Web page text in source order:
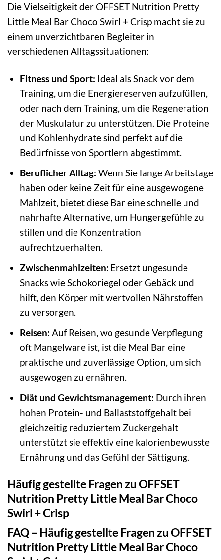
Die Vielseitigkeit der OFFSET Nutrition Pretty
Little Meal Bar Choco Swirl + Crisp macht sie zu
einem unverzichtbaren Begleiter in
verschiedenen Alltagssituationen:
Fitness und Sport: Ideal als Snack vor dem
Training, um die Energiereserven aufzufüllen,
oder nach dem Training, um die Regeneration
der Muskulatur zu unterstützen. Die Proteine
und Kohlenhydrate sind perfekt auf die
Bedürfnisse von Sportlern abgestimmt.
Beruflicher Alltag: Wenn Sie lange Arbeitstage
haben oder keine Zeit für eine ausgewogene
Mahlzeit, bietet diese Bar eine schnelle und
nahrhafte Alternative, um Hungergefühle zu
stillen und die Konzentration
aufrechtzuerhalten.
Zwischenmahlzeiten: Ersetzt ungesunde
Snacks wie Schokoriegel oder Gebäck und
hilft, den Körper mit wertvollen Nährstoffen
zu versorgen.
Reisen: Auf Reisen, wo gesunde Verpflegung
oft Mangelware ist, ist die Meal Bar eine
praktische und zuverlässige Option, um sich
ausgewogen zu ernähren.
Diät und Gewichtsmanagement: Durch ihren
hohen Protein- und Ballaststoffgehalt bei
gleichzeitig reduziertem Zuckergehalt
unterstützt sie effektiv eine kalorienbewusste
Ernährung und das Gefühl der Sättigung.
Häufig gestellte Fragen zu OFFSET
Nutrition Pretty Little Meal Bar Choco
Swirl + Crisp
FAQ – Häufig gestellte Fragen zu OFFSET
Nutrition Pretty Little Meal Bar Choco